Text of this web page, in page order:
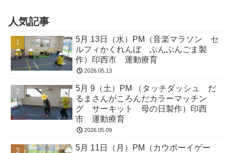
人気記事
5月 13日（水）PM（音楽マラソン セ
ルフィかくれんぼ ぶんぶんごま製
作）印西市 運動療育
2026.05.13
5月 9（土）PM （タッチダッシュ だ
るまさんがころんだカラーマッチン
グ サーキット 母の日製作）印西
市 運動療育
2026.05.09
5月 11日（月）PM（カウボーイゲー